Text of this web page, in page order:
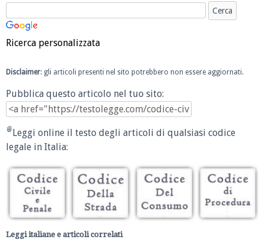
Ricerca personalizzata
Disclaimer: gli articoli presenti nel sito potrebbero non essere aggiornati.
Pubblica questo articolo nel tuo sito:
Leggi online il testo degli articoli di qualsiasi codice
legale in Italia:
Leggi italiane e articoli correlati